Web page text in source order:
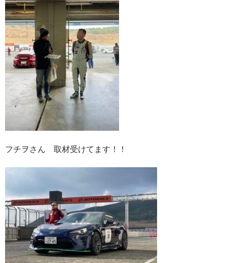
フチヲさん 取材受けてます！！